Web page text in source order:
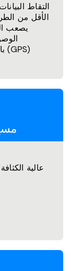
الأقل من
يصعب
باستخدام نظام تحديد المواقع العالمي (GPS)